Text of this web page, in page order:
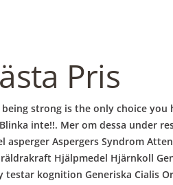
Pris
strong is the only choice you
inte!!. Mer om dessa under
asperger Aspergers Syndrom
Hjälpmedel Hjärnkoll
kognition Generiska Cialis